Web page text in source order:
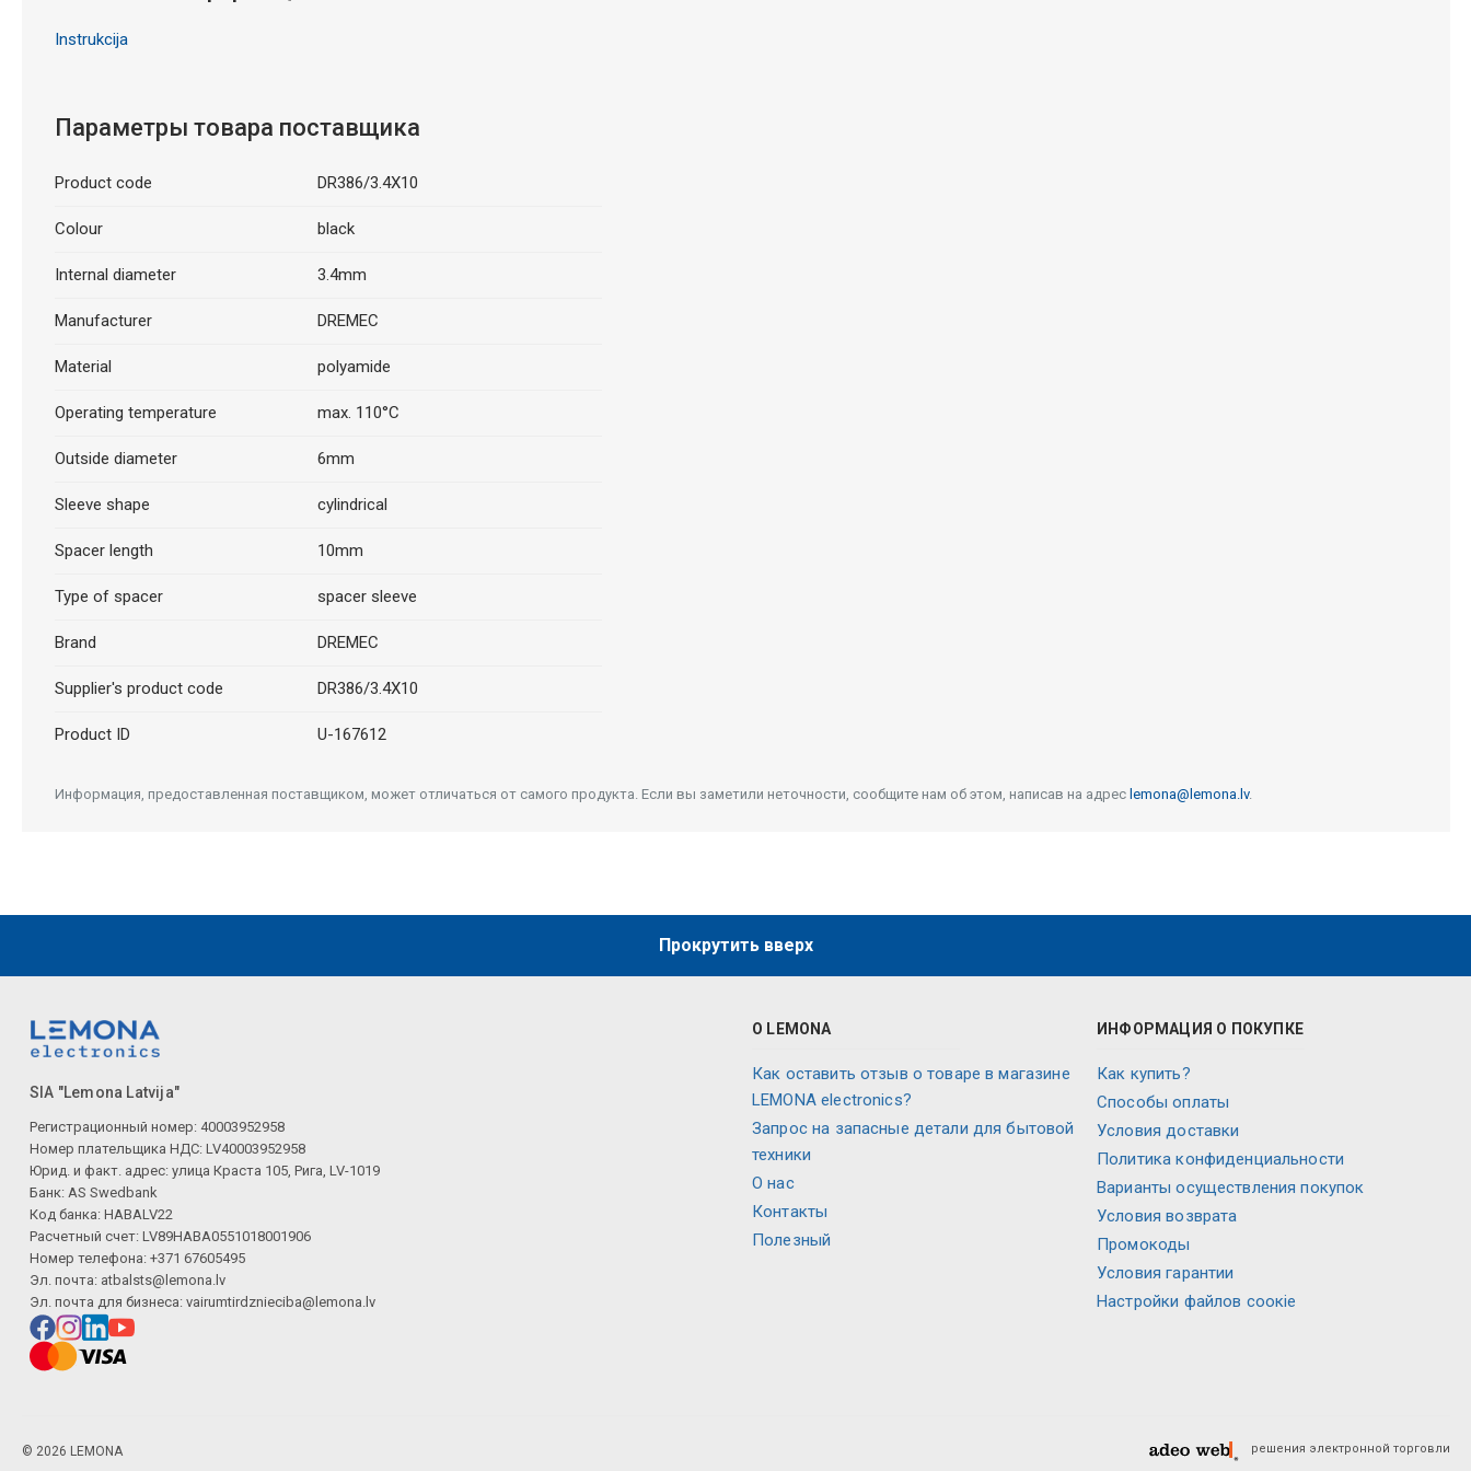
Instrukcija
Параметры товара поставщика
Product code DR386/3.4X10
Colour black
Internal diameter 3.4mm
Manufacturer DREMEC
Material polyamide
Operating temperature max. 110°C
Outside diameter 6mm
Sleeve shape cylindrical
Spacer length 10mm
Type of spacer spacer sleeve
Brand DREMEC
Supplier's product code DR386/3.4X10
Product ID U-167612
Информация, предоставленная поставщиком, может отличаться от самого продукта. Если вы заметили неточности, сообщите нам об этом, написав на адрес lemona@lemona.lv.
Прокрутить вверх
SIA "Lemona Latvija"
Регистрационный номер: 40003952958
Номер плательщика НДС: LV40003952958
Юрид. и факт. адрес: улица Краста 105, Рига, LV-1019
Банк: AS Swedbank
Код банка: HABALV22
Расчетный счет: LV89HABA0551018001906
Номер телефона: +371 67605495
Эл. почта: atbalsts@lemona.lv
Эл. почта для бизнеса: vairumtirdznieciba@lemona.lv
О LEMONA
Как оставить отзыв о товаре в магазине
LEMONA electronics?
Запрос на запасные детали для бытовой
техники
О нас
Контакты
Полезный
ИНФОРМАЦИЯ О ПОКУПКЕ
Как купить?
Способы оплаты
Условия доставки
Политика конфиденциальности
Варианты осуществления покупок
Условия возврата
Промокоды
Условия гарантии
Настройки файлов соокіе
© 2026 LEMONA решения электронной торговли